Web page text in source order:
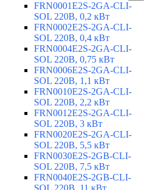
FRN0001E2S-2GA-CLI-
SOL 220В, 0,2 кВт
FRN0002E2S-2GA-CLI-
SOL 220В, 0,4 кВт
FRN0004E2S-2GA-CLI-
SOL 220В, 0,75 кВт
FRN0006E2S-2GA-CLI-
SOL 220В, 1,1 кВт
FRN0010E2S-2GA-CLI-
SOL 220В, 2,2 кВт
FRN0012E2S-2GA-CLI-
SOL 220В, 3 кВт
FRN0020E2S-2GA-CLI-
SOL 220В, 5,5 кВт
FRN0030E2S-2GB-CLI-
SOL 220В, 7,5 кВт
FRN0040E2S-2GB-CLI-